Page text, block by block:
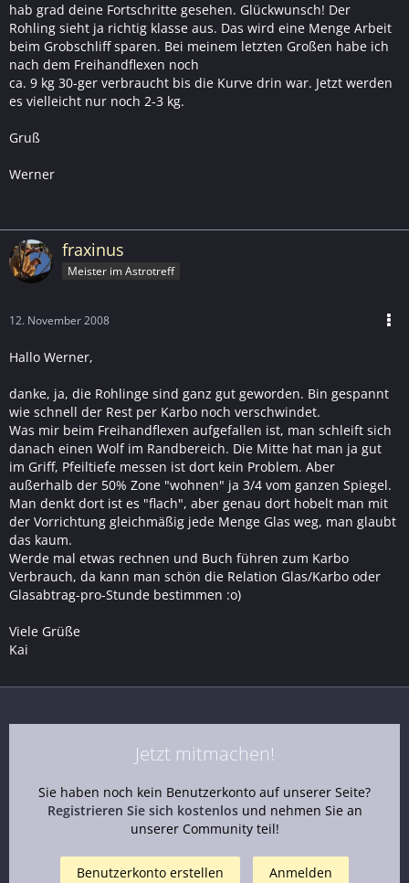
hab grad deine Fortschritte gesehen. Glückwunsch! Der
Rohling sieht ja richtig klasse aus. Das wird eine Menge Arbeit
beim Grobschliff sparen. Bei meinem letzten Großen habe ich
nach dem Freihandflexen noch
ca. 9 kg 30-ger verbraucht bis die Kurve drin war. Jetzt werden
es vielleicht nur noch 2-3 kg.
Gruß
Werner
fraxinus
Meister im Astrotreff
12. November 2008
Hallo Werner,
danke, ja, die Rohlinge sind ganz gut geworden. Bin gespannt
wie schnell der Rest per Karbo noch verschwindet.
Was mir beim Freihandflexen aufgefallen ist, man schleift sich
danach einen Wolf im Randbereich. Die Mitte hat man ja gut
im Griff, Pfeiltiefe messen ist dort kein Problem. Aber
außerhalb der 50% Zone "wohnen" ja 3/4 vom ganzen Spiegel.
Man denkt dort ist es "flach", aber genau dort hobelt man mit
der Vorrichtung gleichmäßig jede Menge Glas weg, man glaubt
das kaum.
Werde mal etwas rechnen und Buch führen zum Karbo
Verbrauch, da kann man schön die Relation Glas/Karbo oder
Glasabtrag-pro-Stunde bestimmen :o)
Viele Grüße
Kai
Jetzt mitmachen!
Sie haben noch kein Benutzerkonto auf unserer Seite?
Registrieren Sie sich kostenlosund nehmen Sie an
unserer Community teil!
Benutzerkonto erstellen Anmelden